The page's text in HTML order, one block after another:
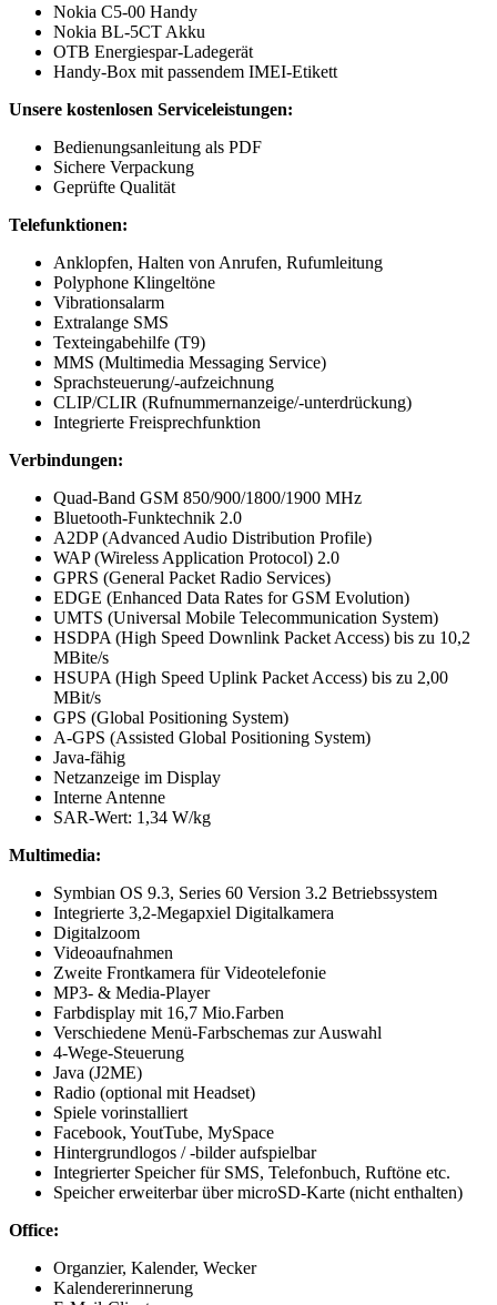
Nokia C5-00 Handy
Nokia BL-5CT Akku
OTB Energiespar-Ladegerät
Handy-Box mit passendem IMEI-Etikett
Unsere kostenlosen Serviceleistungen:
Bedienungsanleitung als PDF
Sichere Verpackung
Geprüfte Qualität
Telefunktionen:
Anklopfen, Halten von Anrufen, Rufumleitung
Polyphone Klingeltöne
Vibrationsalarm
Extralange SMS
Texteingabehilfe (T9)
MMS (Multimedia Messaging Service)
Sprachsteuerung/-aufzeichnung
CLIP/CLIR (Rufnummernanzeige/-unterdrückung)
Integrierte Freisprechfunktion
Verbindungen:
Quad-Band GSM 850/900/1800/1900 MHz
Bluetooth-Funktechnik 2.0
A2DP (Advanced Audio Distribution Profile)
WAP (Wireless Application Protocol) 2.0
GPRS (General Packet Radio Services)
EDGE (Enhanced Data Rates for GSM Evolution)
UMTS (Universal Mobile Telecommunication System)
HSDPA (High Speed Downlink Packet Access) bis zu 10,2
MBite/s
HSUPA (High Speed Uplink Packet Access) bis zu 2,00
MBit/s
GPS (Global Positioning System)
A-GPS (Assisted Global Positioning System)
Java-fähig
Netzanzeige im Display
Interne Antenne
SAR-Wert: 1,34 W/kg
Multimedia:
Symbian OS 9.3, Series 60 Version 3.2 Betriebssystem
Integrierte 3,2-Megapxiel Digitalkamera
Digitalzoom
Videoaufnahmen
Zweite Frontkamera für Videotelefonie
MP3- & Media-Player
Farbdisplay mit 16,7 Mio.Farben
Verschiedene Menü-Farbschemas zur Auswahl
4-Wege-Steuerung
Java (J2ME)
Radio (optional mit Headset)
Spiele vorinstalliert
Facebook, YoutTube, MySpace
Hintergrundlogos / -bilder aufspielbar
Integrierter Speicher für SMS, Telefonbuch, Ruftöne etc.
Speicher erweiterbar über microSD-Karte (nicht enthalten)
Office:
Organzier, Kalender, Wecker
Kalendererinnerung